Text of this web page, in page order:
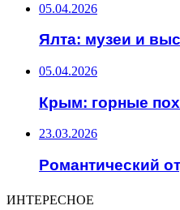
05.04.2026
Ялта: музеи и
05.04.2026
Крым: горные
23.03.2026
Романтический
ИНТЕРЕСНОЕ